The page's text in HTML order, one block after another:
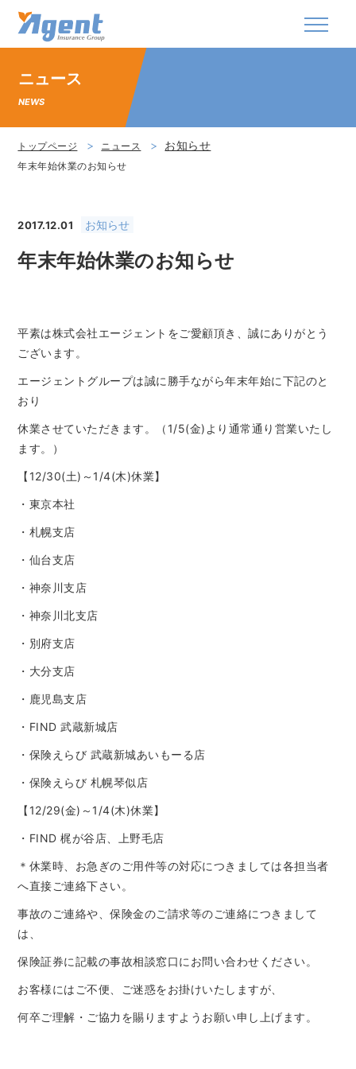
株式会社エージェント・インシュアランス・グ
ニュース
NEWS
トップページ ニュース お知らせ
年末年始休業のお知らせ
2017.12.01 お知らせ
年末年始休業のお知らせ
平素は株式会社エージェントをご愛顧頂き、誠にありがとう
ございます。
​エージェントグループは​​誠に勝手ながら​年末年始に下記の​と
おり
休業させていただきます。​（​1/5(金)より通常通り営業いたし
ます。​）​
【12/30(土)～1/4(木)休業】
・東京本社
・札幌支店
・仙台支店
・神奈川支店
・神奈川北支店
・別府支店
・大分支店
・鹿児島支店
・FIND 武蔵新城店
・保険えらび 武蔵新城あいもーる店
・保険えらび 札幌琴似店
【12/29(金)～1/4(木)休業】
・FIND 梶が谷店、上野毛店
＊休業時、お急ぎのご用件等の対応につきましては各担当者
へ直接ご連絡下さい。
事故のご連絡や、保険金のご請求等のご連絡につきまして
は、
保険証券に記載の事故相談窓口にお問い合わせください。
お客様にはご不便、ご迷惑をお掛けいたしますが、
何卒ご理解・ご協力を賜りますようお願い申し上げます。